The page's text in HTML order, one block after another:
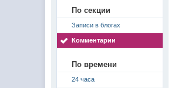
По секции
Записи в блогах
Комментарии
По времени
24 часа